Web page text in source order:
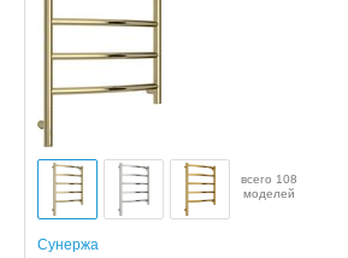
всего 108
моделей
Сунержа